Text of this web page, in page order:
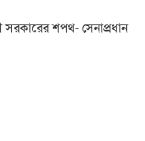
সরকারের শপথ- সেনাপ্রধান